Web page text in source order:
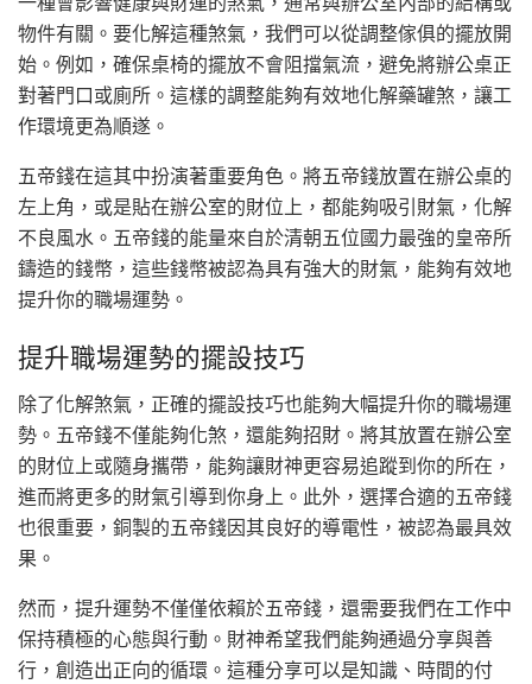
物件有關。要化解這種煞氣，我們可以從調整傢俱的擺放開
始。例如，確保桌椅的擺放不會阻擋氣流，避免將辦公桌正
對著門口或廁所。這樣的調整能夠有效地化解藥罐煞，讓工
作環境更為順遂。
五帝錢在這其中扮演著重要角色。將五帝錢放置在辦公桌的
左上角，或是貼在辦公室的財位上，都能夠吸引財氣，化解
不良風水。五帝錢的能量來自於清朝五位國力最強的皇帝所
鑄造的錢幣，這些錢幣被認為具有強大的財氣，能夠有效地
提升你的職場運勢。
提升職場運勢的擺設技巧
除了化解煞氣，正確的擺設技巧也能夠大幅提升你的職場運
勢。五帝錢不僅能夠化煞，還能夠招財。將其放置在辦公室
的財位上或隨身攜帶，能夠讓財神更容易追蹤到你的所在，
進而將更多的財氣引導到你身上。此外，選擇合適的五帝錢
也很重要，銅製的五帝錢因其良好的導電性，被認為最具效
果。
然而，提升運勢不僅僅依賴於五帝錢，還需要我們在工作中
保持積極的心態與行動。財神希望我們能夠通過分享與善
行，創造出正向的循環。這種分享可以是知識、時間的付